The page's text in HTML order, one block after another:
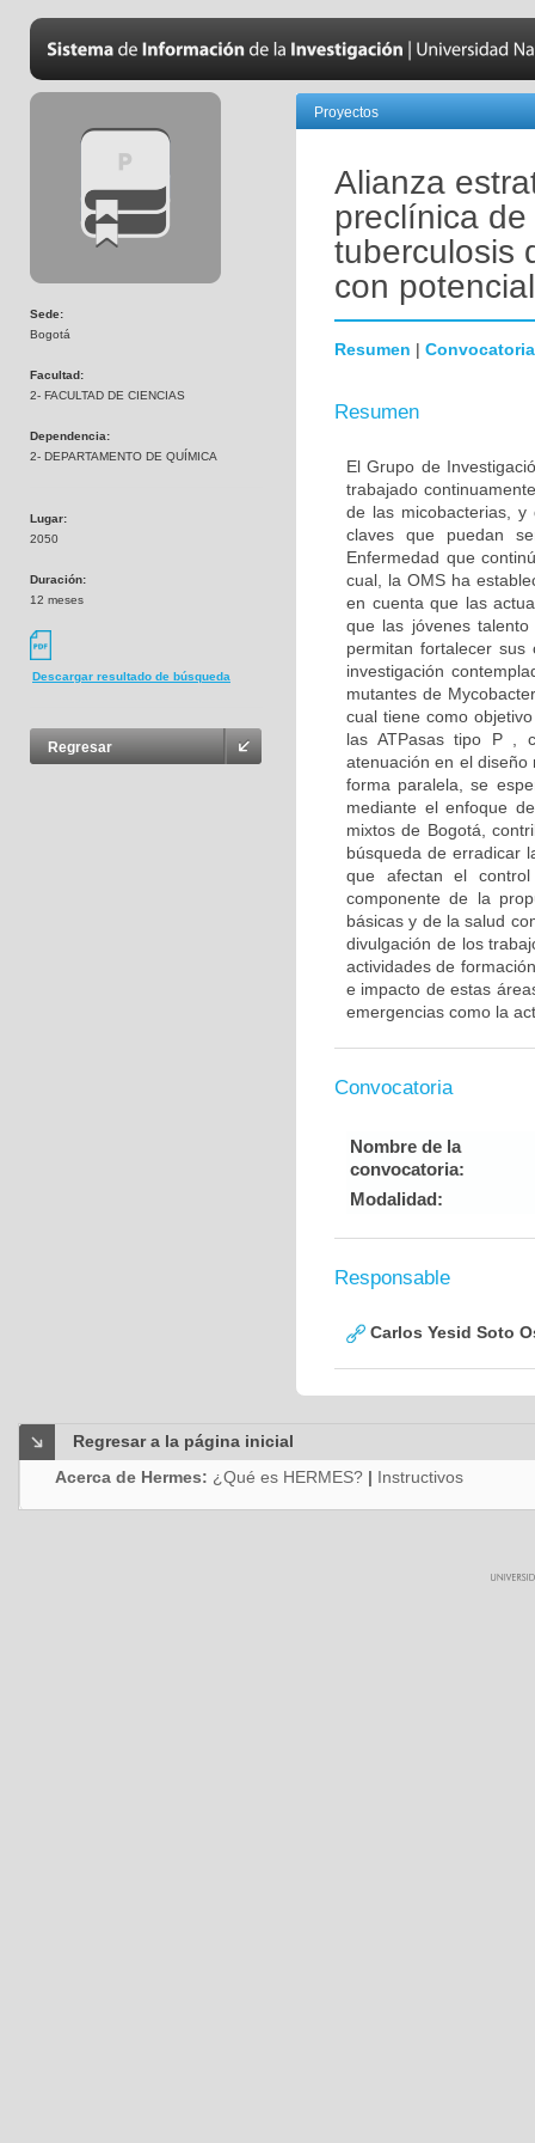
Sede:
Bogotá
Facultad:
2- FACULTAD DE CIENCIAS
Dependencia:
2- DEPARTAMENTO DE QUÍMICA
Lugar:
2050
Duración:
12 meses
Descargar resultado de búsqueda
Regresar
Proyectos
Alianza
preclínica
tuberculosis
con
Resumen | Convocatoria
Resumen
El Grupo de
trabajado
de las micobacterias, y
claves que puedan
Enfermedad que
cual, la OMS ha
en cuenta que las
que las jóvenes
permitan fortalecer sus
investigación
mutantes de
cual tiene como
las ATPasas tipo P ,
atenuación en el
forma paralela, se
mediante el enfoque
mixtos de Bogotá,
búsqueda de erradicar
que afectan el
componente de la
básicas y de la salud
divulgación de los
actividades de
e impacto de estas
emergencias como la
Convocatoria
Nombre de la
convocatoria:
Modalidad:
Responsable
Carlos Yesid Soto
Regresar a la página inicial
Acerca de Hermes: ¿Qué es HERMES? | Instructivos